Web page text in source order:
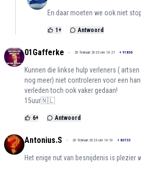
En daar moeten we ook niet
1 + Antwoord
01Gafferke 20 februari 2023 om 14:21 + 91836
Kunnen die linkse hulp verleners (
nog meer) niet controleren voor een
verleden toch ook vaker gedaan!
15uur🇳🇱
6+ Antwoord
Antonius.S 20 februari 2023 om 14:10 + 83733
Het enige nut van besnijdenis is plezier